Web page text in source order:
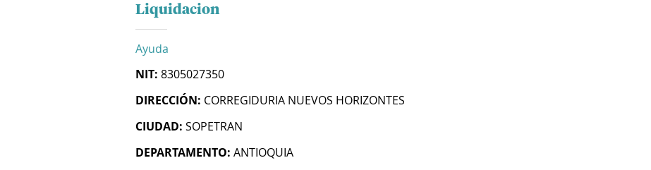
Liquidacion
Ayuda
NIT: 8305027350
DIRECCIÓN: CORREGIDURIA NUEVOS HORIZONTES
CIUDAD: SOPETRAN
DEPARTAMENTO: ANTIOQUIA